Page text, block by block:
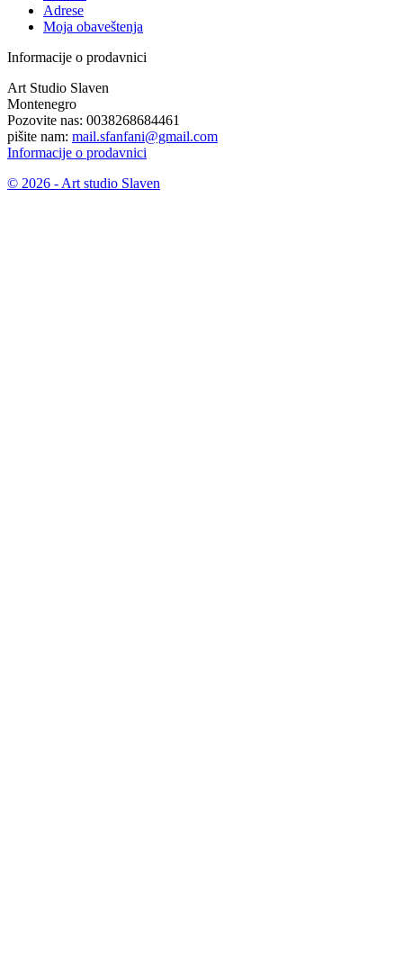
Adrese
Moja obaveštenja
Informacije o prodavnici
Art Studio Slaven
Montenegro
Pozovite nas: 0038268684461
pišite nam: mail.sfanfani@gmail.com
Informacije o prodavnici
© 2026 - Art studio Slaven